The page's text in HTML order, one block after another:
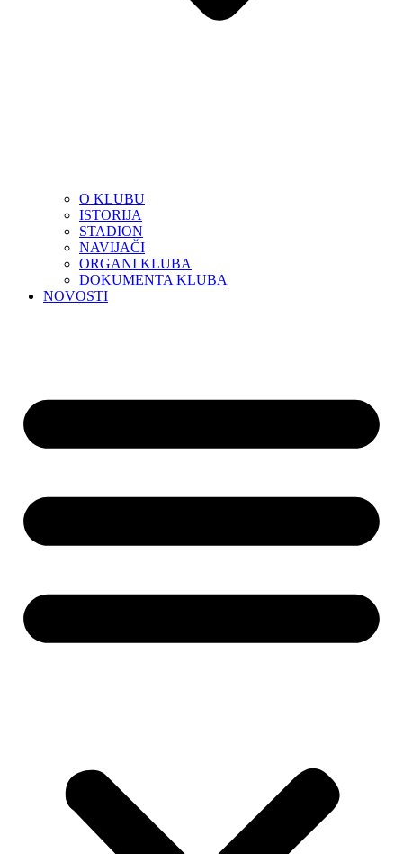
O KLUBU
ISTORIJA
STADION
NAVIJAČI
ORGANI KLUBA
DOKUMENTA KLUBA
NOVOSTI